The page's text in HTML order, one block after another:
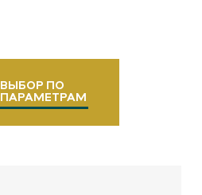
ВЫБОР ПО
ПАРАМЕТРАМ